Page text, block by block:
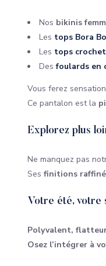
Nos bikinis
Les tops Bora
Les tops crochet
Desfoulards en
Vous ferez
Ce pantalon est la
Explorez plus
Ne manquez pas
Ses finitions
Votre été, votre
Polyvalent,
Osez l’intégrer à